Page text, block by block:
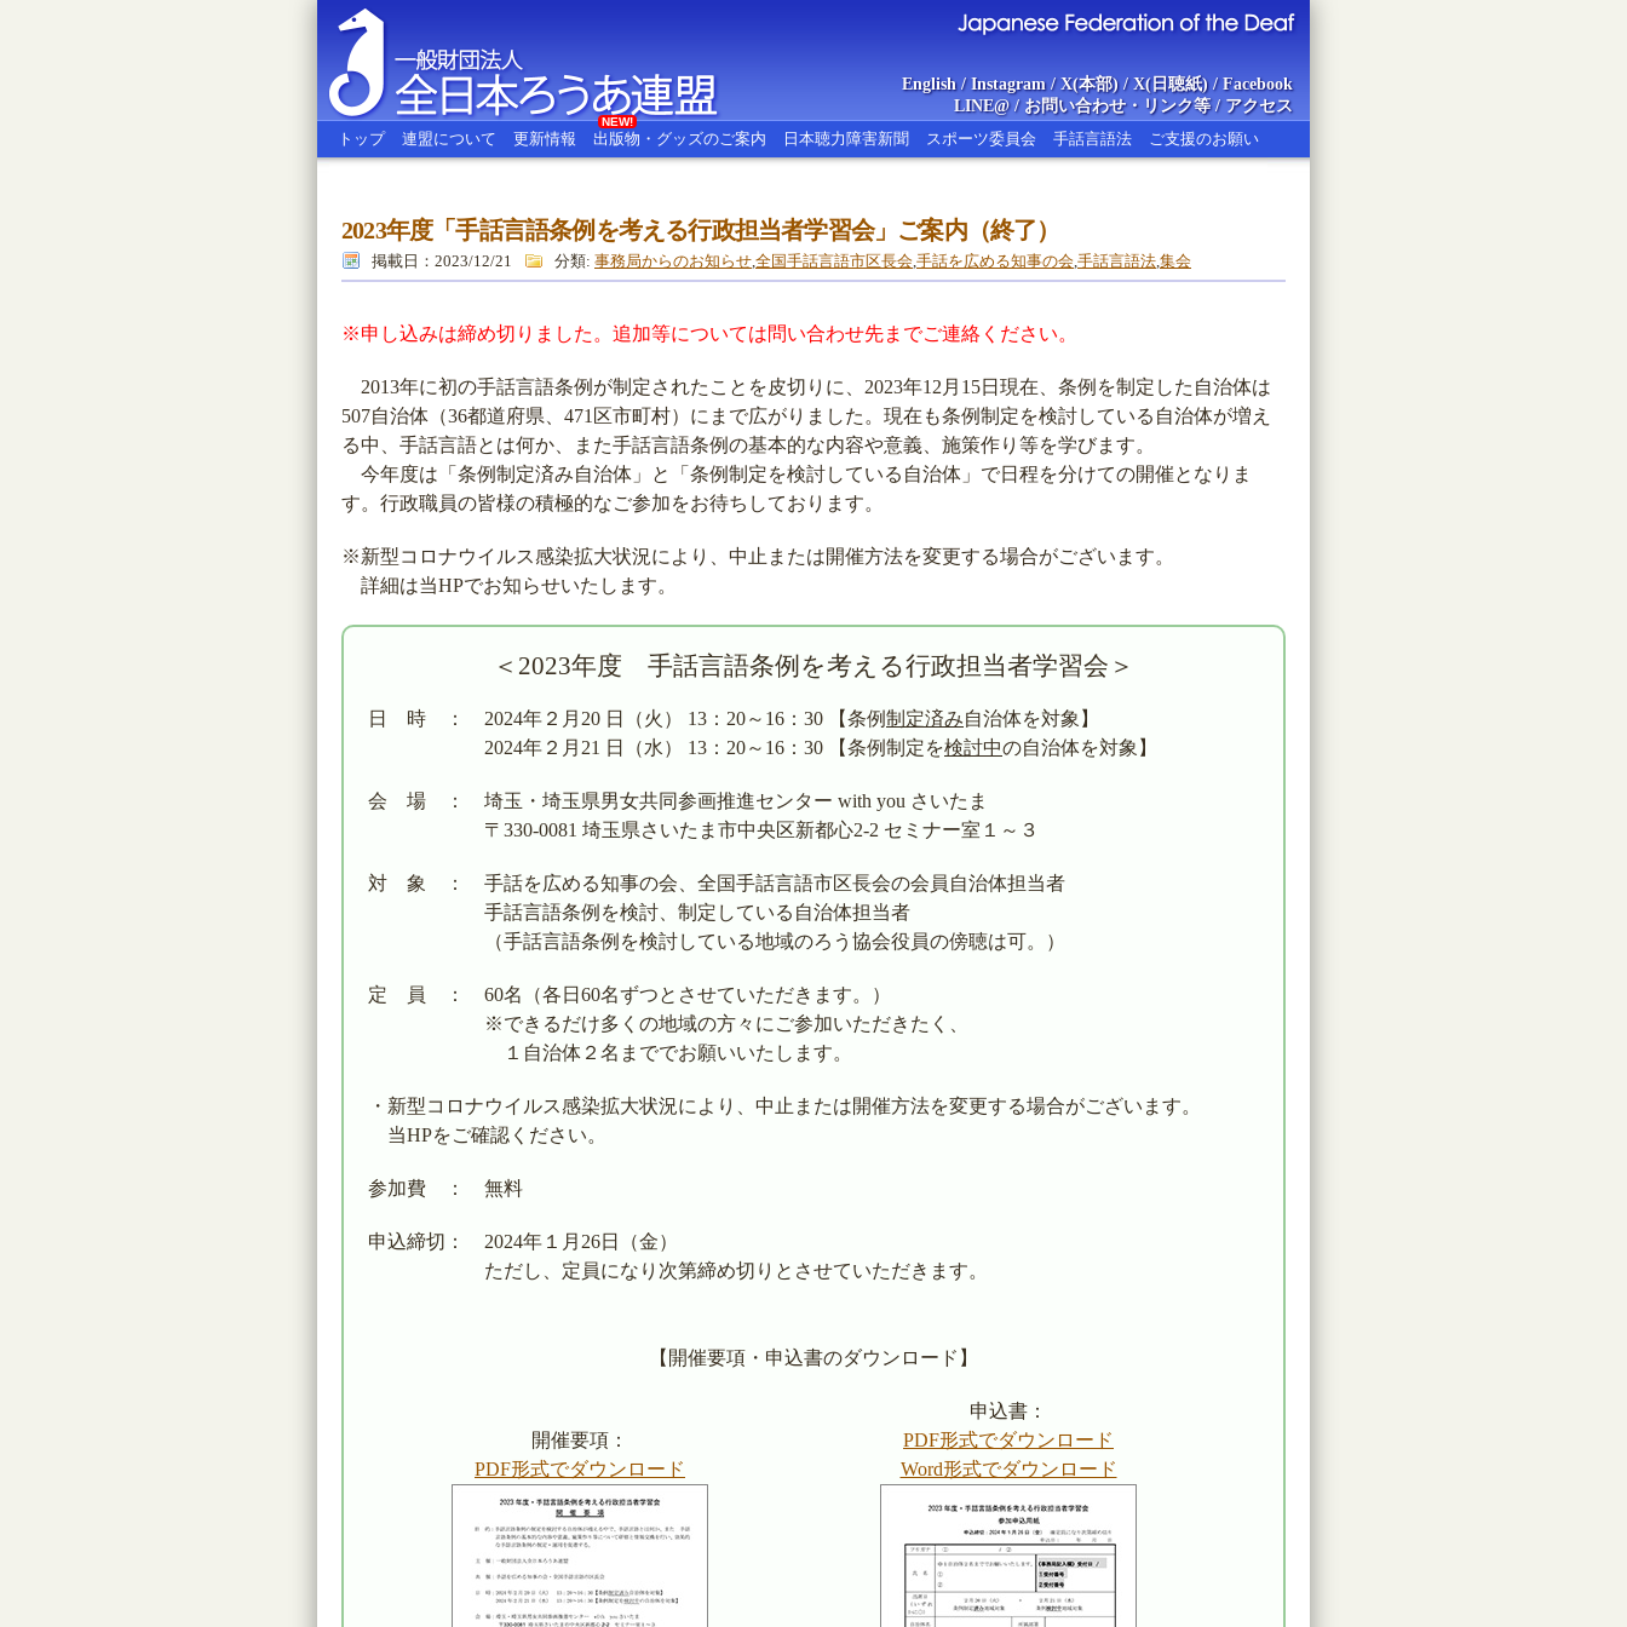
全日本ろうあ連盟 Japanese Federation of the Deaf
English/ Instagram/ X(本部)/ X(日聴紙)/ Facebook
LINE@/ お問い合わせ・リンク等/ アクセス
トップ
連盟について 更新情報 出版物・グッズのご案内
NEW!
日本聴力障害新聞 スポーツ委員会 手話言語法 ご支援のお願い
2023年度「手話言語条例を考える行政担当者学習会」ご案内（終了）
掲載日：2023/12/21 分類: 事務局からのお知らせ,全国手話言語市区長会,手話を広める知事の会,手話言語法,集会
※申し込みは締め切りました。追加等については問い合わせ先までご連絡ください。
2013年に初の手話言語条例が制定されたことを皮切りに、2023年12月15日現在、条例を制定した自治体は
507自治体（36都道府県、471区市町村）にまで広がりました。現在も条例制定を検討している自治体が増え
る中、手話言語とは何か、また手話言語条例の基本的な内容や意義、施策作り等を学びます。
今年度は「条例制定済み自治体」と「条例制定を検討している自治体」で日程を分けての開催となりま
す。行政職員の皆様の積極的なご参加をお待ちしております。
※新型コロナウイルス感染拡大状況により、中止または開催方法を変更する場合がございます。
詳細は当HPでお知らせいたします。
＜2023年度 手話言語条例を考える行政担当者学習会＞
日 時 ： 2024年２月20 日（火） 13：20～16：30 【条例制定済み自治体を対象】
2024年２月21 日（水） 13：20～16：30 【条例制定を検討中の自治体を対象】
会 場 ： 埼玉・埼玉県男女共同参画推進センター with you さいたま
〒330-0081 埼玉県さいたま市中央区新都心2-2 セミナー室１～３
対 象 ： 手話を広める知事の会、全国手話言語市区長会の会員自治体担当者
手話言語条例を検討、制定している自治体担当者
（手話言語条例を検討している地域のろう協会役員の傍聴は可。）
定 員 ： 60名（各日60名ずつとさせていただきます。）
※できるだけ多くの地域の方々にご参加いただきたく、
１自治体２名まででお願いいたします。
・新型コロナウイルス感染拡大状況により、中止または開催方法を変更する場合がございます。
当HPをご確認ください。
参加費 ： 無料
申込締切： 2024年１月26日（金）
ただし、定員になり次第締め切りとさせていただきます。
【開催要項・申込書のダウンロード】
開催要項：
PDF形式でダウンロード
申込書：
PDF形式でダウンロード
Word形式でダウンロード